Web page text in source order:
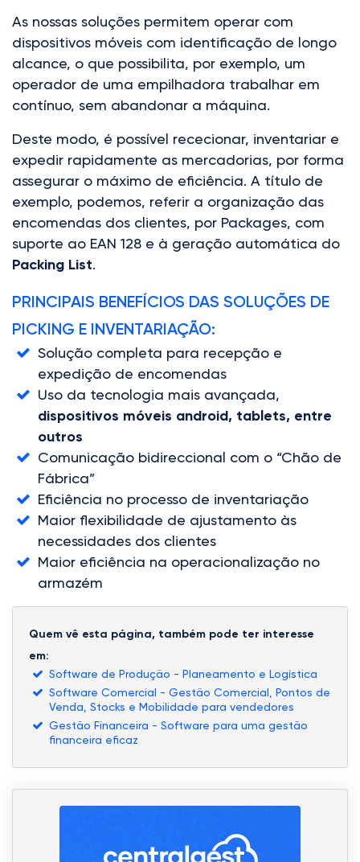
As nossas soluções permitem operar com
dispositivos móveis com identificação de longo
alcance, o que possibilita, por exemplo, um
operador de uma empilhadora trabalhar em
contínuo, sem abandonar a máquina.
Deste modo, é possível rececionar, inventariar e
expedir rapidamente as mercadorias, por forma
assegurar o máximo de eficiência. A título de
exemplo, podemos, referir a organização das
encomendas dos clientes, por Packages, com
suporte ao EAN 128 e à geração automática do
Packing List.
PRINCIPAIS BENEFÍCIOS DAS SOLUÇÕES DE
PICKING E INVENTARIAÇÃO:
Solução completa para recepção e
expedição de encomendas
Uso da tecnologia mais avançada,
dispositivos móveis android, tablets, entre
outros
Comunicação bidireccional com o “Chão de
Fábrica”
Eficiência no processo de inventariação
Maior flexibilidade de ajustamento às
necessidades dos clientes
Maior eficiência na operacionalização no
armazém
Quem vê esta página, também pode ter interesse
em:
Software de Produção - Planeamento e Logística
Software Comercial - Gestão Comercial, Pontos de
Venda, Stocks e Mobilidade para vendedores
Gestão Financeira - Software para uma gestão
financeira eficaz